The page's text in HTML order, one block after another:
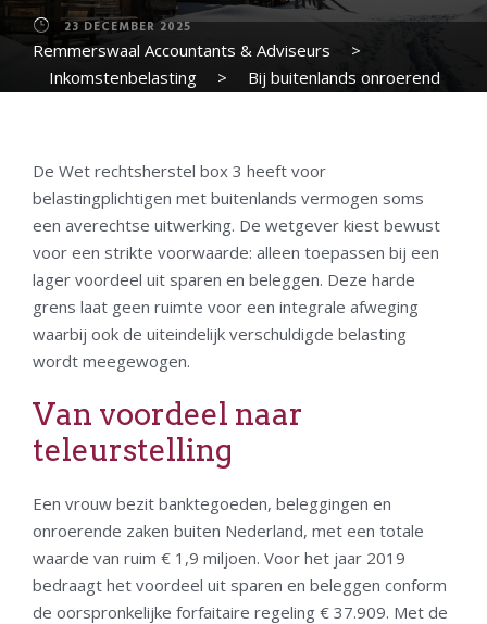
23 DECEMBER 2025
Remmerswaal Accountants & Adviseurs
>
Inkomstenbelasting
>
Bij buitenlands onroerend
De Wet rechtsherstel box 3 heeft voor
belastingplichtigen met buitenlands vermogen soms
een averechtse uitwerking. De wetgever kiest bewust
voor een strikte voorwaarde: alleen toepassen bij een
lager voordeel uit sparen en beleggen. Deze harde
grens laat geen ruimte voor een integrale afweging
waarbij ook de uiteindelijk verschuldigde belasting
wordt meegewogen.
Van voordeel naar
teleurstelling
Een vrouw bezit banktegoeden, beleggingen en
onroerende zaken buiten Nederland, met een totale
waarde van ruim € 1,9 miljoen. Voor het jaar 2019
bedraagt het voordeel uit sparen en beleggen conform
de oorspronkelijke forfaitaire regeling € 37.909. Met de